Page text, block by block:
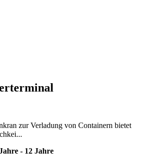
zur Verladung von Containern bietet
- 12 Jahre